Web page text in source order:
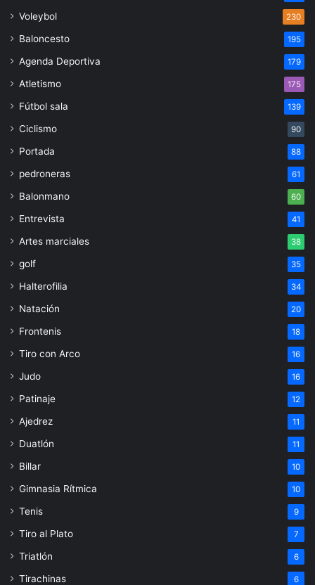
Voleybol 230
Baloncesto 195
Agenda Deportiva 179
Atletismo 175
Fútbol sala 139
Ciclismo 90
Portada 88
pedroneras 61
Balonmano 60
Entrevista 41
Artes marciales 38
golf 35
Halterofilia 34
Natación 20
Frontenis 18
Tiro con Arco 16
Judo 16
Patinaje 12
Ajedrez 11
Duatlón 11
Billar 10
Gimnasia Rítmica 10
Tenis 9
Tiro al Plato 7
Triatlón 6
Tirachinas 6